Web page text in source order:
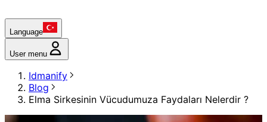
Language
User menu
Idmanify
Blog
Elma Sirkesinin Vücudumuza Faydaları Nelerdir ?